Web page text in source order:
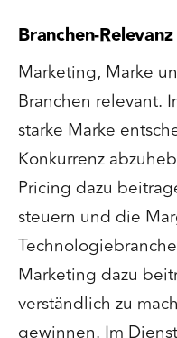
Branchen-Relevanz
Marketing, Marke
Branchen relevant.
starke Marke
Konkurrenz
Pricing dazu
steuern und die
Marketing dazu
verständlich zu
gewinnen. Im